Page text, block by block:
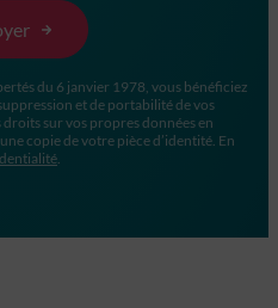
du 6 janvier 1978, vous bénéficiez
et de portabilité de vos
sur vos propres données en
copie de votre pièce d’identité. En
.